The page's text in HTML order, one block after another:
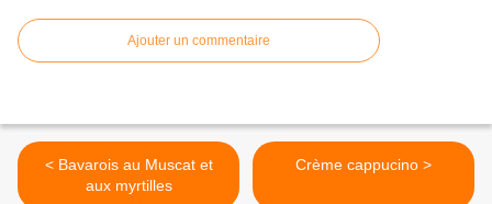
Ajouter un commentaire
< Bavarois au Muscat et
aux myrtilles
Crème cappucino >